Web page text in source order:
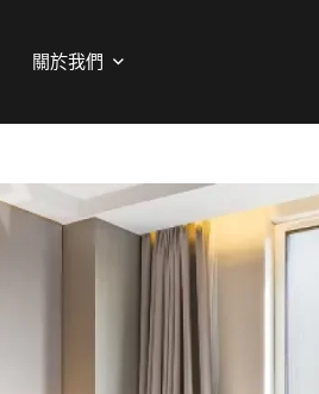
關於我們